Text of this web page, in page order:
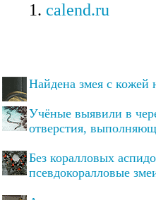
calend.ru
Найдена змея с кожей
Учёные выявили в
отверстия,
Без коралловых
псевдокоралловые